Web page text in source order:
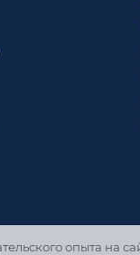
опыта на